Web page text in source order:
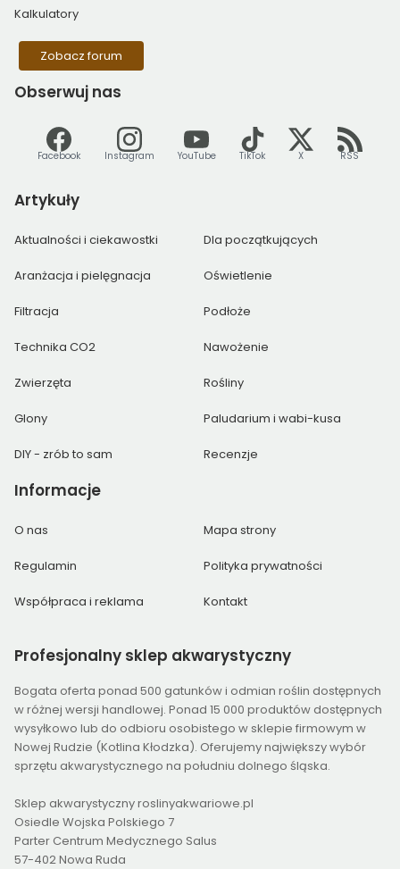
Kalkulatory
Zobacz forum
Obserwuj nas
Facebook Instagram YouTube TikTok X RSS
Artykuły
Aktualności i ciekawostki Dla początkujących
Aranżacja i pielęgnacja Oświetlenie
Filtracja Podłoże
Technika CO2 Nawożenie
Zwierzęta Rośliny
Glony Paludarium i wabi-kusa
DIY - zrób to sam Recenzje
Informacje
O nas Mapa strony
Regulamin Polityka prywatności
Współpraca i reklama Kontakt
Profesjonalny sklep akwarystyczny
Bogata oferta ponad 500 gatunków i odmian roślin dostępnych
w różnej wersji handlowej. Ponad 15 000 produktów dostępnych
wysyłkowo lub do odbioru osobistego w sklepie firmowym w
Nowej Rudzie (Kotlina Kłodzka). Oferujemy największy wybór
sprzętu akwarystycznego na południu dolnego śląska.
Sklep akwarystyczny roslinyakwariowe.pl
Osiedle Wojska Polskiego 7
Parter Centrum Medycznego Salus
57-402 Nowa Ruda